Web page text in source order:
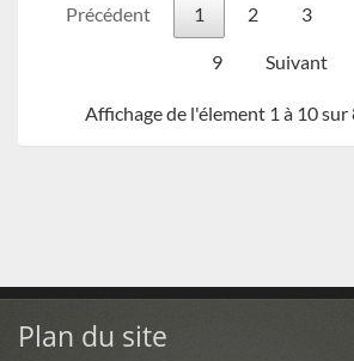
Précédent 1 2 3
9 Suivant
Affichage de l'élement 1 à 10 sur
Plan du site